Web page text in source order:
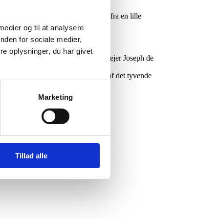
og til at analysere
for sociale medier,
oplysninger, du har givet
Marketing
Tillad alle
blanding er fuldendt med druer fra en lille
og solbær.
i 1864 af husets daværende ejer Joseph de
champagner i begyndelsen af det tyvende